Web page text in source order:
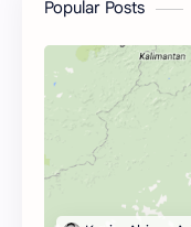
Popular Posts